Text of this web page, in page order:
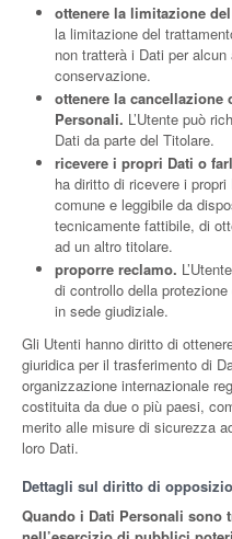
ottenere la limitazione
la limitazione del
non tratterà i Dati per
conservazione.
ottenere la
Personali. L’Utente può
Dati da parte del Titolare.
ricevere i propri Dati o
ha diritto di ricevere i
comune e leggibile da
tecnicamente fattibile, di
ad un altro titolare.
proporre reclamo.
di controllo della
in sede giudiziale.
Gli Utenti hanno diritto di
giuridica per il trasferimento di
organizzazione internazionale
costituita da due o più paesi,
merito alle misure di sicurezza
loro Dati.
Dettagli sul diritto di
Quando i Dati Personali sono